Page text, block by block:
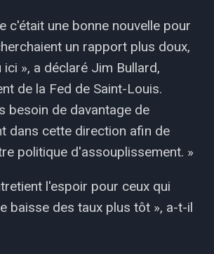
c'était une bonne nouvelle pour
un rapport plus doux,
», a déclaré Jim Bullard,
de la Fed de Saint-Louis.
besoin de davantage de
dans cette direction afin de
politique d'assouplissement. »
l'espoir pour ceux qui
baisse des taux plus tôt », a-t-il